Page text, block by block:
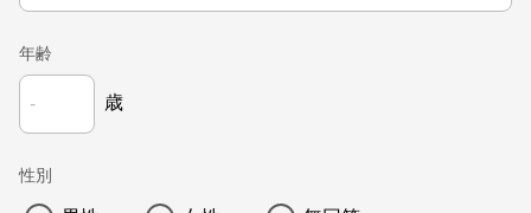
年齢
歳
性別